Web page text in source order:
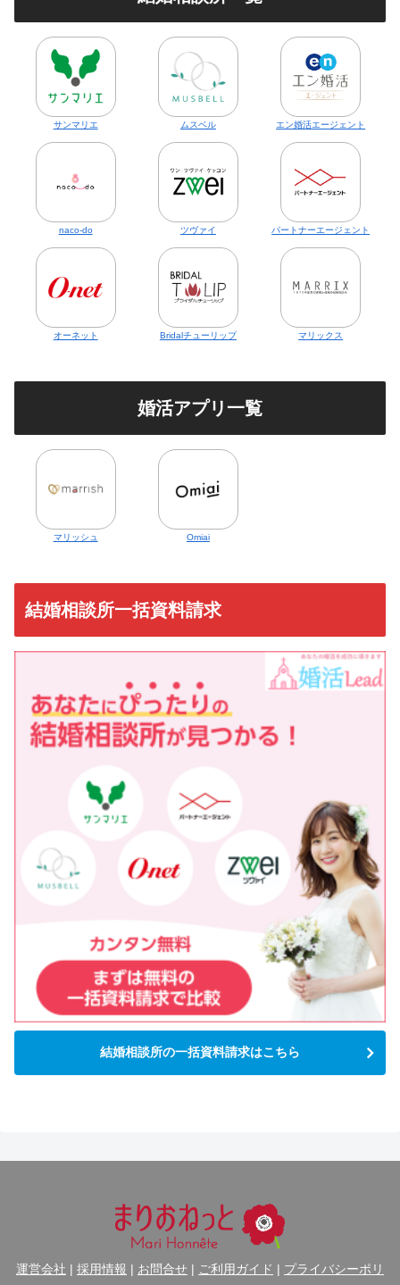
サンマリエ ムスベル エン婚活エージェント
naco-do ツヴァイ パートナーエージェント
オーネット Bridalチューリップ マリックス
婚活アプリ一覧
マリッシュ Omiai
結婚相談所一括資料請求
結婚相談所の一括資料請求はこちら
運営会社 | 採用情報 | お問合せ | ご利用ガイド | プライバシーポリ